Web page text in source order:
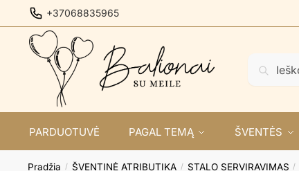
to
navigation
to
content
+37068835965
PARDUOTUVĖ PAGAL TEMĄ ŠVENTĖS
Pradžia / ŠVENTINĖ ATRIBUTIKA / STALO SERVIRAVIMAS /